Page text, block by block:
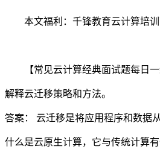
本文福利：千锋教育云计算培
【常见云计算经典面试题每日一
解释云迁移策略和方法。
答案： 云迁移是将应用程序和数据
什么是云原生计算，它与传统计算